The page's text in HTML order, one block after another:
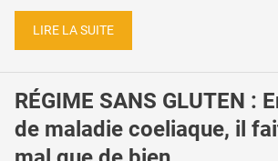
LIRE LA SUITE
RÉGIME SANS GLUTEN :
de maladie coeliaque, il